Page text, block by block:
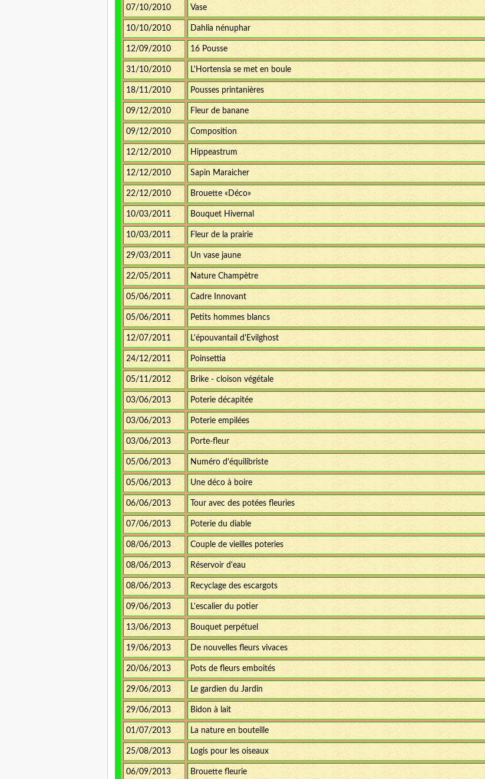
07/10/2010 Vase
10/10/2010 Dahlia nénuphar
12/09/2010 16 Pousse
31/10/2010 L'Hortensia se met en boule
18/11/2010 Pousses printanières
09/12/2010 Fleur de banane
09/12/2010 Composition
12/12/2010 Hippeastrum
12/12/2010 Sapin Maraicher
22/12/2010 Brouette «Déco»
10/03/2011 Bouquet Hivernal
10/03/2011 Fleur de la prairie
29/03/2011 Un vase jaune
22/05/2011 Nature Champètre
05/06/2011 Cadre Innovant
05/06/2011 Petits hommes blancs
12/07/2011 L'épouvantail d'Evilghost
24/12/2011 Poinsettia
05/11/2012 Brike - cloison végétale
03/06/2013 Poterie décapitée
03/06/2013 Poterie empilées
03/06/2013 Porte-fleur
05/06/2013 Numéro d'équilibriste
05/06/2013 Une déco à boire
06/06/2013 Tour avec des potées fleuries
07/06/2013 Poterie du diable
08/06/2013 Couple de vieilles poteries
08/06/2013 Réservoir d'eau
08/06/2013 Recyclage des escargots
09/06/2013 L'escalier du potier
13/06/2013 Bouquet perpétuel
19/06/2013 De nouvelles fleurs vivaces
20/06/2013 Pots de fleurs emboités
29/06/2013 Le gardien du Jardin
29/06/2013 Bidon à lait
01/07/2013 La nature en bouteille
25/08/2013 Logis pour les oiseaux
06/09/2013 Brouette fleurie